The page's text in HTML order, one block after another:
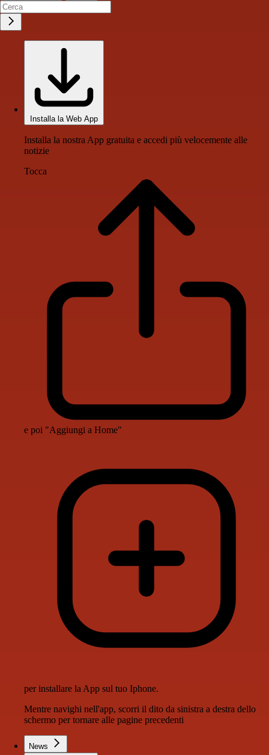
Installa la Web App
Installa la nostra App gratuita e accedi più velocemente alle
notizie
Tocca
e poi "Aggiungi a Home"
per installare la App sul tuo Iphone.
Mentre navighi nell'app, scorri il dito da sinistra a destra dello
schermo per tornare alle pagine precedenti
News